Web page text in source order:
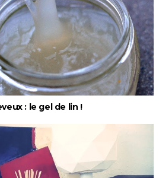
: le gel de lin !